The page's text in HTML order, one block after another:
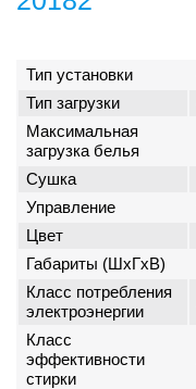
Тип установки
Тип загрузки
Максимальная
загрузка белья
Сушка
Управление
Цвет
Габариты (ШxГxВ)
Класс потребления
электроэнергии
Класс
эффективности
стирки